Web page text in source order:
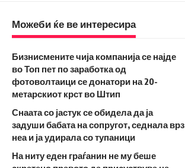
Можеби ќе ве интересира
Бизнисмените чија компанија се најде
во Топ пет по заработка од
фотоволтаици се донатори на 20-
метарскиот крст во Штип
Снаата со јастук се обидела да ја
задуши бабата на сопругот, седнала врз
неа и ја удирала со тупаници
На ниту еден граѓанин не му беше